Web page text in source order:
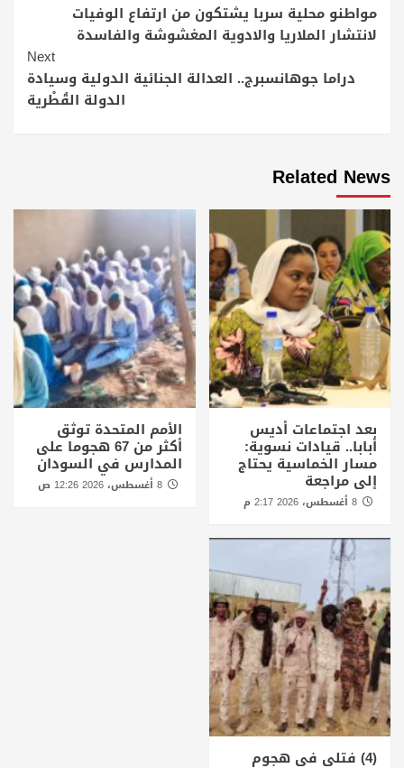
Reading
مواطنو محلية سربا يشتكون من ارتفاع الوفيات
لانتشار الملاريا والادوية المغشوشة والفاسدة
Next
دراما جوهانسبرج.. العدالة الجنائية الدولية وسيادة
الدولة القُطْرية
Related News
بعد اجتماعات أديس
أبابا.. قيادات نسوية:
مسار الخماسية يحتاج
إلى مراجعة
الأمم المتحدة توثق
أكثر من 67 هجوما على
المدارس في السودان
8 أغسطس، 2026 12:26 ص
(4) فتلي في هجوم